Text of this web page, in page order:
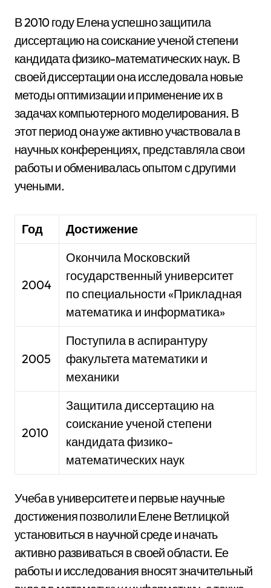
В 2010 году Елена успешно защитила
диссертацию на соискание ученой степени
кандидата физико-математических наук. В
своей диссертации она исследовала новые
методы оптимизации и применение их в
задачах компьютерного моделирования. В
этот период она уже активно участвовала в
научных конференциях, представляла свои
работы и обменивалась опытом с другими
учеными.
Год Достижение
2004
Окончила Московский
государственный университет
по специальности «Прикладная
математика и информатика»
2005
Поступила в аспирантуру
факультета математики и
механики
2010
Защитила диссертацию на
соискание ученой степени
кандидата физико-
математических наук
Учеба в университете и первые научные
достижения позволили Елене Ветлицкой
установиться в научной среде и начать
активно развиваться в своей области. Ее
работы и исследования вносят значительный